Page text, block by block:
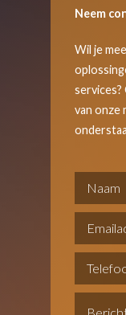
Neem
Wil je
van onze